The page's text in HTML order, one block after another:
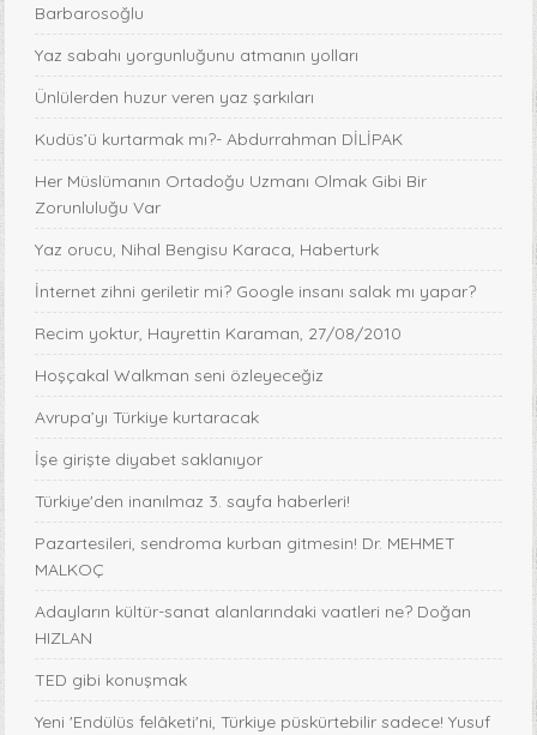
Barbarosoğlu
Yaz sabahı yorgunluğunu atmanın yolları
Ünlülerden huzur veren yaz şarkıları
Kudüs’ü kurtarmak mı?- Abdurrahman DİLİPAK
Her Müslümanın Ortadoğu Uzmanı Olmak Gibi Bir
Zorunluluğu Var
Yaz orucu, Nihal Bengisu Karaca, Haberturk
İnternet zihni geriletir mi? Google insanı salak mı yapar?
Recim yoktur, Hayrettin Karaman, 27/08/2010
Hoşçakal Walkman seni özleyeceğiz
Avrupa’yı Türkiye kurtaracak
İşe girişte diyabet saklanıyor
Türkiye'den inanılmaz 3. sayfa haberleri!
Pazartesileri, sendroma kurban gitmesin! Dr. MEHMET
MALKOÇ
Adayların kültür-sanat alanlarındaki vaatleri ne? Doğan
HIZLAN
TED gibi konuşmak
Yeni 'Endülüs felâketi'ni, Türkiye püskürtebilir sadece! Yusuf